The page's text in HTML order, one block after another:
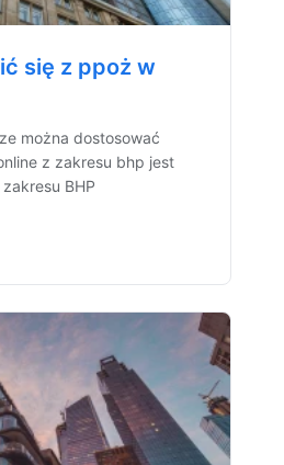
się z ppoż w
można dostosować
z zakresu bhp jest
BHP